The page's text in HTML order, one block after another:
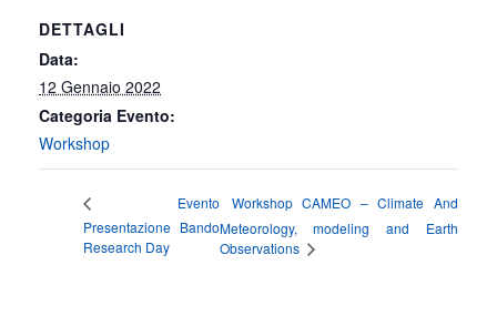
DETTAGLI
Data:
12 Gennaio 2022
Categoria Evento:
Workshop
Evento
Presentazione Bando
Research Day
Workshop CAMEO – Climate And
Meteorology, modeling and Earth
Observations